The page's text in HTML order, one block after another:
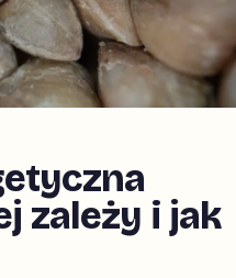
zależy i jak